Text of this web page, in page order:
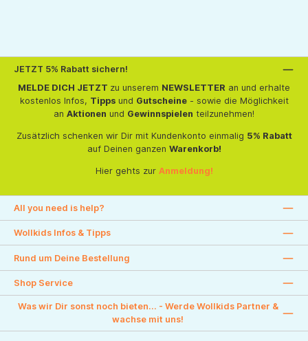
JETZT 5% Rabatt sichern!
MELDE DICH JETZT zu unserem NEWSLETTER an und erhalte
kostenlos Infos, Tippsund Gutscheine- sowie die Möglichkeit
an Aktionen und Gewinnspielen teilzunehmen!
Zusätzlich schenken wir Dir mit Kundenkonto einmalig 5% Rabatt
auf Deinen ganzen Warenkorb!
Hier gehts zur Anmeldung!
All you need is help?
Wollkids Infos & Tipps
Rund um Deine Bestellung
Shop Service
Was wir Dir sonst noch bieten... - Werde Wollkids Partner &
wachse mit uns!